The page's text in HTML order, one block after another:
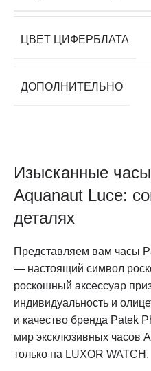
ЦВЕТ ЦИФЕРБЛАТА
ДОПОЛНИТЕЛЬНО
Изысканные
Aquanaut Luce:
деталях
Представляем вам часы
— настоящий символ
роскошный аксессуар
индивидуальность и
и качество бренда Patek
мир эксклюзивных часов
только на LUXOR WATCH.